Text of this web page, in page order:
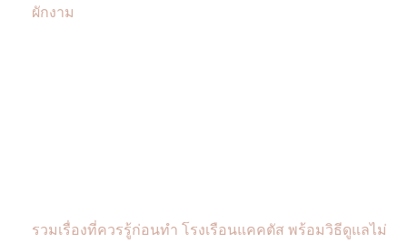
ผักงาม
รวมเรื่องที่ควรรู้ก่อนทำ โรงเรือนแคคตัส พร้อมวิธีดูแลไม่